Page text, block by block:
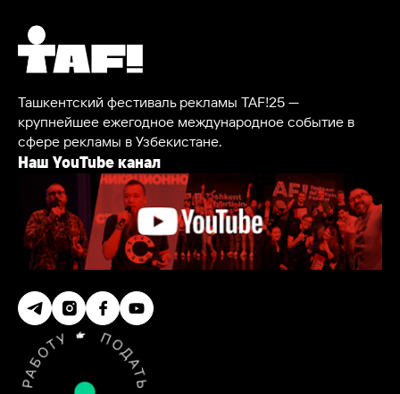
Ташкентский фестиваль рекламы TAF!25 —
крупнейшее ежегодное международное событие в
сфере рекламы в Узбекистане.
Наш YouTube канал